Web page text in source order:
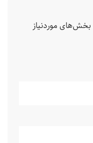
بخش‌های موردنیاز